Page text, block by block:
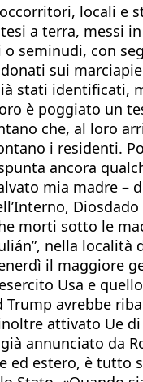
locali e
a terra, messi
seminudi, con
sui
stati identificati,
è poggiato un
che, al loro
i residenti.
ancora
mia madre –
Diosdado
morti sotto le
nella località
il maggiore
Usa e
avrebbe
attivato Ue
annunciato da
ed estero, è tutto